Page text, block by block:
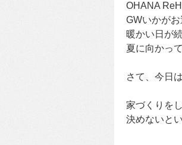
OHANA
GWいかが
暖かい日が
夏に向かっ
さて、今日
家づくりを
決めないと